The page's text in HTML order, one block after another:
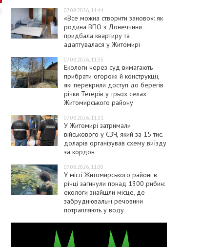
07.08.2026, 11:44
«Все можна створити заново»: як
родина ВПО з Донеччини
придбала квартиру та
адаптувалася у Житомирі
07.08.2026, 11:35
Екологи через суд вимагають
прибрати огорожі й конструкції,
які перекрили доступ до берегів
річки Тетерів у трьох селах
Житомирського району
07.08.2026, 11:31
У Житомирі затримали
військового у СЗЧ, який за 15 тис.
доларів організував схему виїзду
за кордон
07.08.2026, 11:00
У місті Житомирського районі в
річці загинули понад 1300 рибин:
екологи знайшли місце, де
забруднювальні речовини
потрапляють у воду